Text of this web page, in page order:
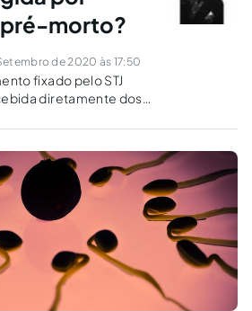
pré-morto?
de 2020 às 17:50
fixado pelo STJ
diretamente dos